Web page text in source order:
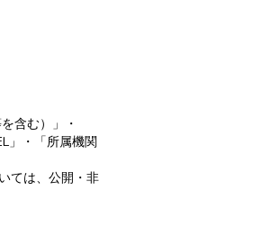
含む）」・
」・「所属機関
ては、公開・非